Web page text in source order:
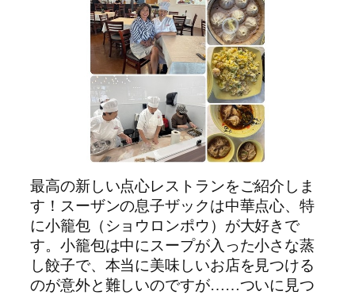
最高の新しい点心レストランをご紹介しま
す！スーザンの息子ザックは中華点心、特
に小籠包（ショウロンポウ）が大好きで
す。小籠包は中にスープが入った小さな蒸
し餃子で、本当に美味しいお店を見つける
のが意外と難しいのですが……ついに見つ